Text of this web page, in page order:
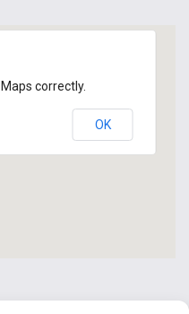
correctly.
OK